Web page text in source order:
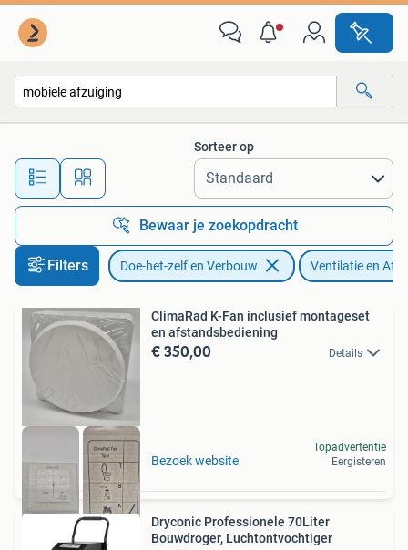
Alle afstanden…
Sorteer op
Bewaar je zoekopdracht
Filters Doe-het-zelf en Verbouw Ventilatie en
ClimaRad K-Fan inclusief montageset
en afstandsbediening
€ 350,00 Details
Bezoek website
Topadvertentie
Eergisteren
Dryconic Professionele 70Liter
Bouwdroger, Luchtontvochtiger